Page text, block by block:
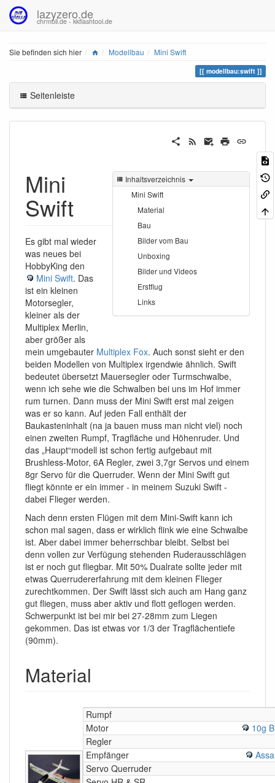
lazyzero.de
chrmoll.de - kkflashtool.de
Sie befinden sich hier HomeModellbau Mini Swift
modellbau:swift
Seitenleiste
Inhaltsverzeichnis
Mini Swift
Material
Bau
Bilder vom Bau
Unboxing
Bilder und Videos
Erstflug
Links
Mini
Swift
Es gibt mal wieder
was neues bei
HobbyKing den
Mini Swift. Das
ist ein kleinen
Motorsegler,
kleiner als der
Multiplex Merlin,
aber größer als
mein umgebauter Multiplex Fox. Auch sonst sieht er den
beiden Modellen von Multiplex irgendwie ähnlich. Swift
bedeutet übersetzt Mauersegler oder Turmschwalbe,
wenn ich sehe wie die Schwalben bei uns im Hof immer
rum turnen. Dann muss der Mini Swift erst mal zeigen
was er so kann. Auf jeden Fall enthält der
Baukasteninhalt (na ja bauen muss man nicht viel) noch
einen zweiten Rumpf, Tragfläche und Höhenruder. Und
das „Haupt“modell ist schon fertig aufgebaut mit
Brushless-Motor, 6A Regler, zwei 3,7gr Servos und einem
8gr Servo für die Querruder. Wenn der Mini Swift gut
fliegt könnte er ein immer - in meinem Suzuki Swift -
dabei Flieger werden.
Nach denn ersten Flügen mit dem Mini-Swift kann ich
schon mal sagen, dass er wirklich flink wie eine Schwalbe
ist. Aber dabei immer beherrschbar bleibt. Selbst bei
denn vollen zur Verfügung stehenden Ruderausschlägen
ist er noch gut fliegbar. Mit 50% Dualrate sollte jeder mit
etwas Querrudererfahrung mit dem kleinen Flieger
zurechtkommen. Der Swift lässt sich auch am Hang ganz
gut fliegen, muss aber aktiv und flott geflogen werden.
Schwerpunkt ist bei mir bei 27-28mm zum Liegen
gekommen. Das ist etwas vor 1/3 der Tragflächentiefe
(90mm).
Material
Rumpf
Motor
10g
Regler
Empfänger
Servo Querruder